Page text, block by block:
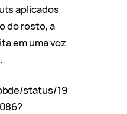
aplicados
do rosto, a
em uma voz
status/19